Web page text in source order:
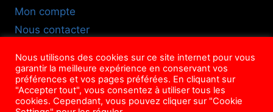
Mon compte
Nous contacter
CGU
NOUS SUIVRE
Nous utilisons des cookies sur ce site internet pour vous
garantir la meilleure expérience en conservant vos
préférences et vos pages préférées. En cliquant sur
"Accepter tout", vous consentez à utiliser tous les
cookies. Cependant, vous pouvez cliquer sur "Cookie